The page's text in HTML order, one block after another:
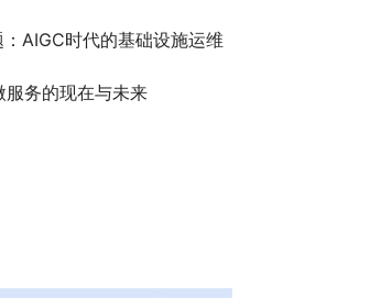
AIGC时代的基础设施运维
务的现在与未来